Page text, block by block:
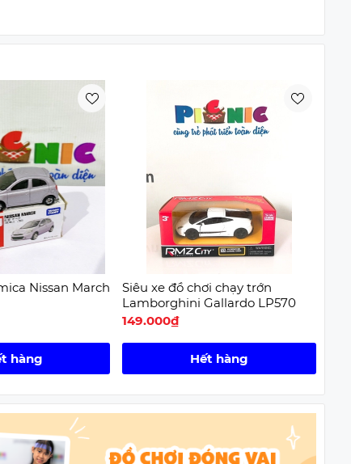
Nissan March
hàng
Siêu xe đồ chơi chạy trớn
Lamborghini Gallardo LP570
149.000₫
Hết hàng